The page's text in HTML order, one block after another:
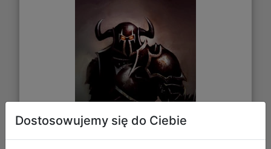
Dostosowujemy się do Ciebie